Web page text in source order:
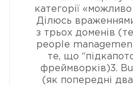
категорії
Ділюсь
з трьох доменів
people
те, що
фреймворків)3.
(як попередні два